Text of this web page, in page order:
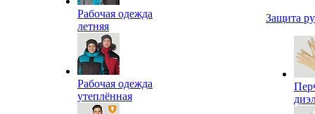
Рабочая одежда
летняя
Рабочая одежда
утеплённая
Защита